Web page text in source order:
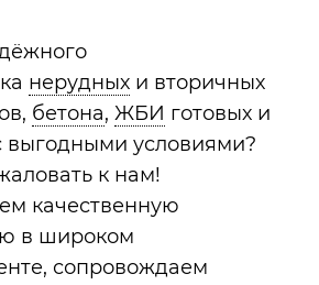
нерудных и вторичных
бетона, ЖБИ готовых и
выгодными условиями?
к нам!
качественную
в широком
сопровождаем